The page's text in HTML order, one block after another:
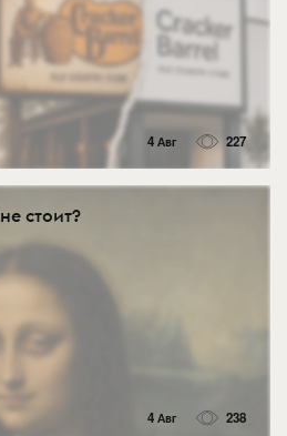
4 Авг 227
стоит?
4 Авг 238